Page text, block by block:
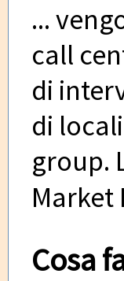
...
call
di
di
group.
Market
Cosa